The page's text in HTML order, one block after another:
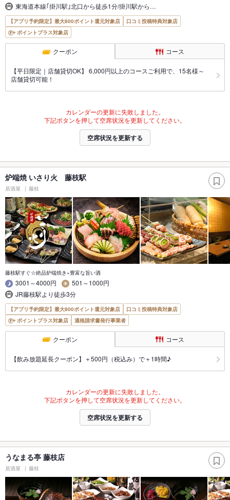
東海道本線｢掛川駅｣北口から徒歩1分/掛川駅から…
【アプリ予約限定】最大800ポイント還元対象店
口コミ投稿特典対象店
ポイントプラス対象店
クーポン コース
【平日限定｜店舗貸切OK】 6,000円以上のコースご利用で、15名様～
店舗貸切可能！
カレンダーの更新に失敗しました。
下記ボタンを押して空席状況を更新してください。
空席状況を更新する
炉端焼 いさり火 藤枝駅
居酒屋 藤枝
藤枝駅すぐ☆絶品炉端焼き×豊富な旨い酒
3001～4000円
501～1000円
JR藤枝駅より徒歩3分
【アプリ予約限定】最大800ポイント還元対象店
口コミ投稿特典対象店
ポイントプラス対象店
適格請求書発行事業者
クーポン コース
【飲み放題延長クーポン】＋500円（税込み）で＋1時間♪
カレンダーの更新に失敗しました。
下記ボタンを押して空席状況を更新してください。
空席状況を更新する
うなまる亭 藤枝店
居酒屋 藤枝